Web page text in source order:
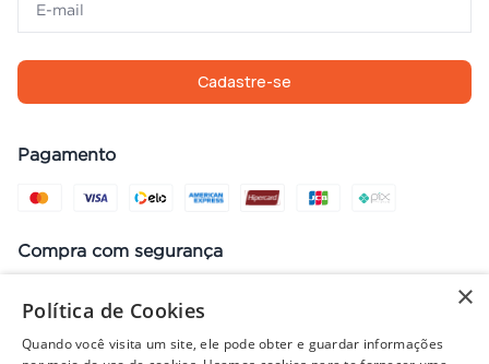
Cadastre-se
Pagamento
Compra com segurança
Preços, promoções, condições de pagamento e frete válidos apenas
×
Política de Cookies
Quando você visita um site, ele pode obter e guardar informações